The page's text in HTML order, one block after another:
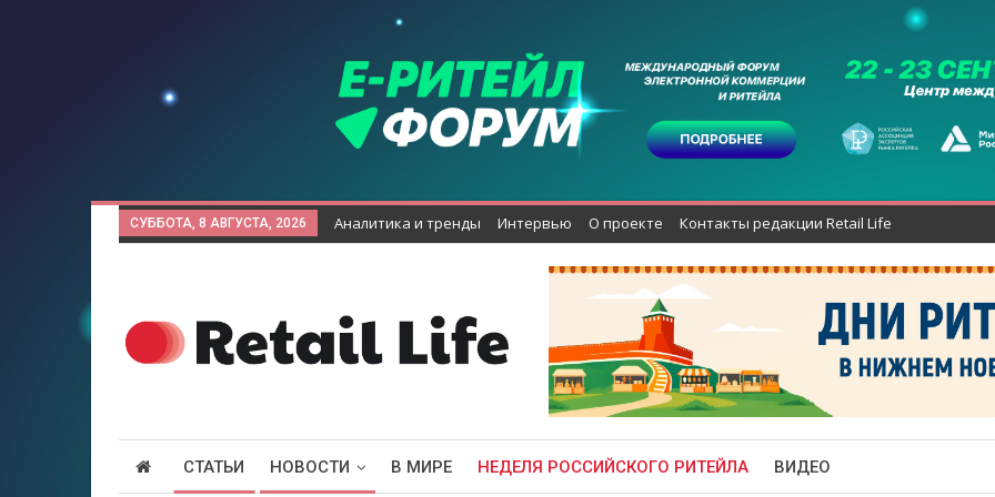
СУББОТА, 8 АВГУСТА, 2026 Аналитика и тренды Интервью О проекте Контакты редакции Retail Life
СТАТЬИ НОВОСТИ В МИРЕ НЕДЕЛЯ РОССИЙСКОГО РИТЕЙЛА ВИДЕО